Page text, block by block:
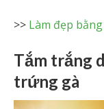
>> Làm đẹp
Tắm trắng
trứng gà